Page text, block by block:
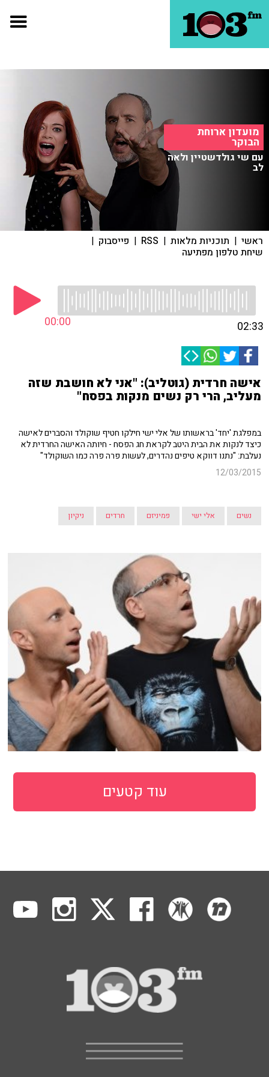
מועדון ארוחת
הבוקר
עם שי גולדשטיין ולאה
לב
ראשי | תוכניות מלאות |
RSS
| פייסבוק |
שיחת טלפון מפתיעה
00:00 02:33
אישה חרדית (גוטליב): "אני לא חושבת שזה
מעליב, הרי רק נשים מנקות בפסח"
במפלגת 'יחד' בראשותו של אלי ישי חילקו חטיף שוקולד והסברים לאישה
כיצד לנקות את הבית היטב לקראת חג הפסח - חיותה האישה החרדית לא
נעלבת: "נתנו דווקא טיפים נהדרים, לעשות פרה פרה כמו השוקולד"
12/03/2015
נשים אלי ישי פמיניזם חרדים ניקיון
עוד קטעים